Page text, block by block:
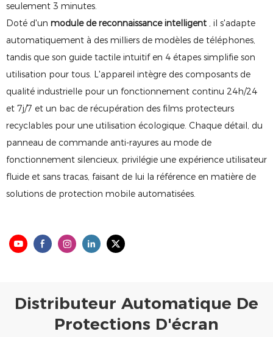
seulement 3 minutes.
Doté d'un module de reconnaissance intelligent , il s'adapte
automatiquement à des milliers de modèles de téléphones,
tandis que son guide tactile intuitif en 4 étapes simplifie son
utilisation pour tous. L'appareil intègre des composants de
qualité industrielle pour un fonctionnement continu 24h/24
et 7j/7 et un bac de récupération des films protecteurs
recyclables pour une utilisation écologique. Chaque détail, du
panneau de commande anti-rayures au mode de
fonctionnement silencieux, privilégie une expérience utilisateur
fluide et sans tracas, faisant de lui la référence en matière de
solutions de protection mobile automatisées.
Distributeur Automatique De
Protections D'écran